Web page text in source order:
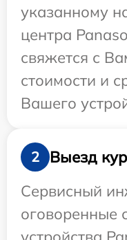
указанному
центра
свяжется с
стоимости и
Вашего
2
Выезд
Сервисный
оговоренные